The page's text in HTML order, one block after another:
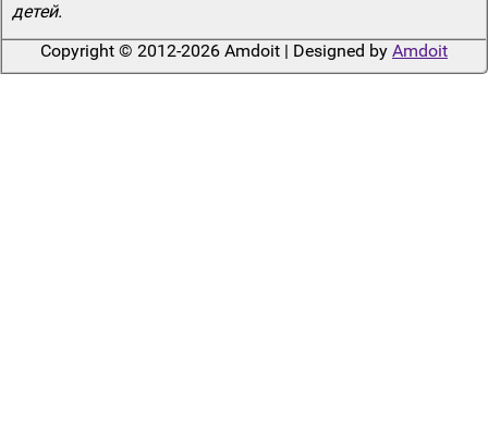
детей.
Copyright © 2012-2026 Amdoit | Designed by Amdoit